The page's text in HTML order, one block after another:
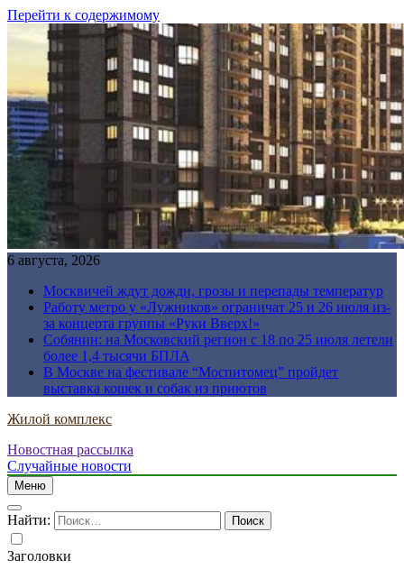
Перейти к содержимому
6 августа, 2026
Москвичей ждут дожди, грозы и перепады температур
Работу метро у «Лужников» ограничат 25 и 26 июля из-
за концерта группы «Руки Вверх!»
Собянин: на Московский регион с 18 по 25 июля летели
более 1,4 тысячи БПЛА
В Москве на фестивале “Моспитомец” пройдет
выставка кошек и собак из приютов
Жилой комплекс
Новостная рассылка
Случайные новости
Меню
Найти:
Заголовки